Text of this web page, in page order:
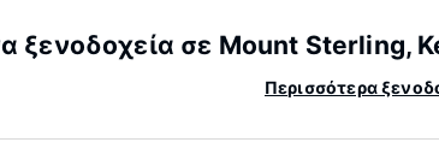
ξενοδοχεία σε Mount Sterling,
Περισσότερα